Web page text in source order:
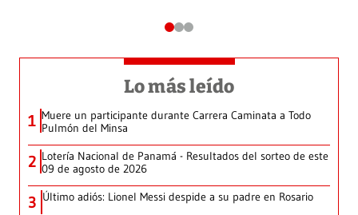
Lo más leído
1 Muere un participante durante Carrera Caminata a Todo
Pulmón del Minsa
2 Lotería Nacional de Panamá - Resultados del sorteo de este
09 de agosto de 2026
3 Último adiós: Lionel Messi despide a su padre en Rosario